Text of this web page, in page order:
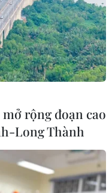
rộng đoạn cao
Long Thành